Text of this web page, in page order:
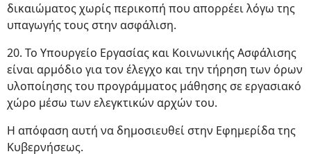
δικαιώματος χωρίς περικοπή που απορρέει λόγω της
υπαγωγής τους στην ασφάλιση.
20. Το Υπουργείο Εργασίας και Κοινωνικής Ασφάλισης
είναι αρμόδιο για τον έλεγχο και την τήρηση των όρων
υλοποίησης του προγράμματος μάθησης σε εργασιακό
χώρο μέσω των ελεγκτικών αρχών του.
Η απόφαση αυτή να δημοσιευθεί στην Εφημερίδα της
Κυβερνήσεως.